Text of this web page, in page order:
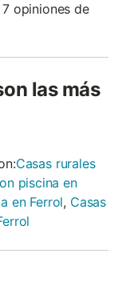
opiniones de
las más
Casas rurales
piscina en
en Ferrol, Casas